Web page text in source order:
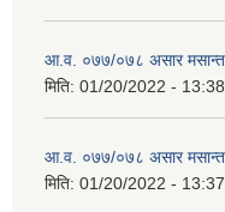
आ.व. ०७७/०७८ असार मसान्त
मिति: 01/20/2022 - 13:38
आ.व. ०७७/०७८ असार मसान्त
मिति: 01/20/2022 - 13:37